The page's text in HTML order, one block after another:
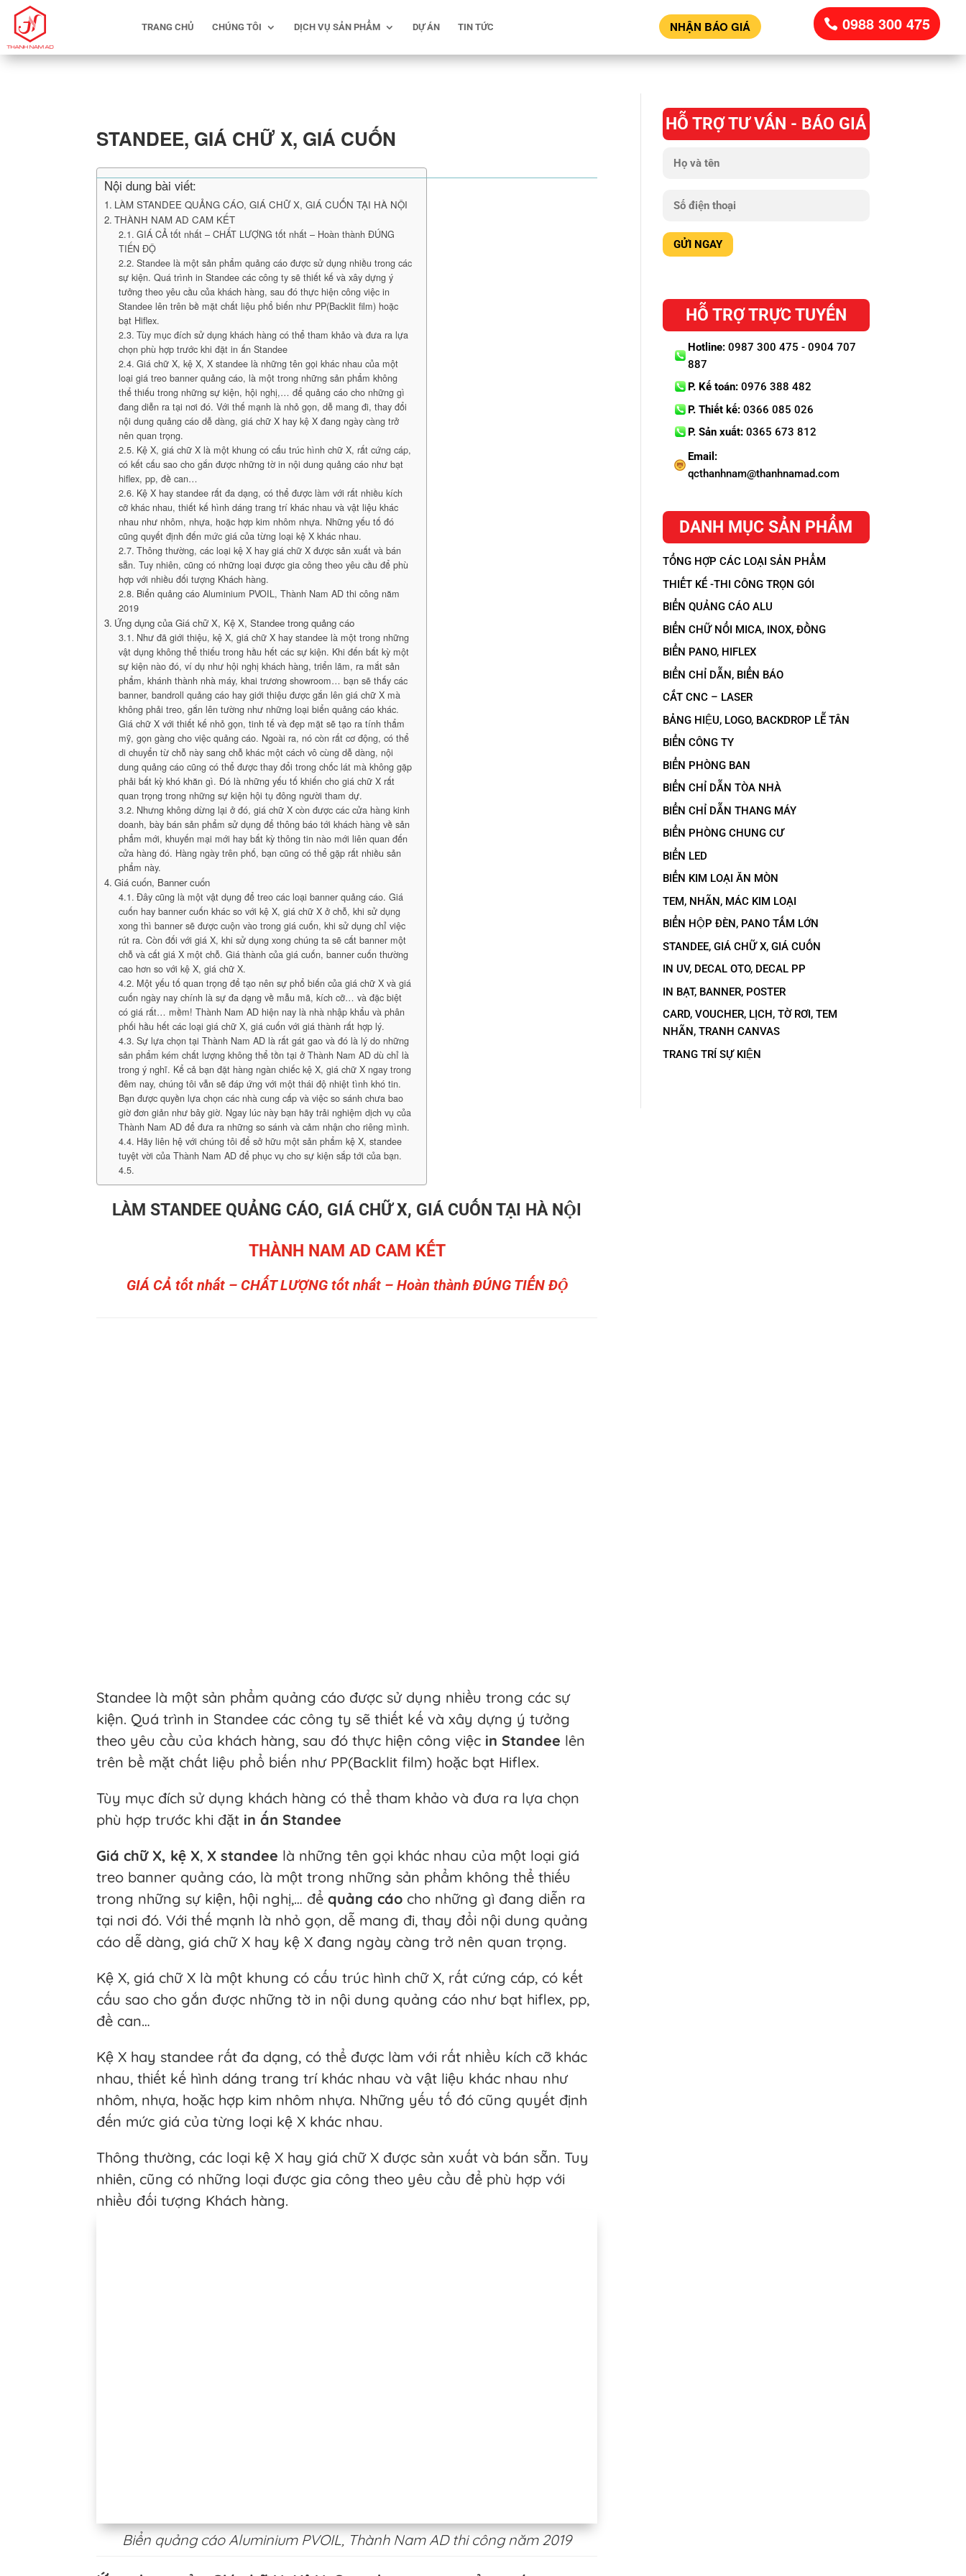
TRANG CHỦ CHÚNG TÔI DỊCH VỤ SẢN PHẨM DỰ ÁN TIN TỨC NHẬN BÁO GIÁ 0988 300 475
STANDEE, GIÁ CHỮ X, GIÁ CUỐN
Nội dung bài viết:
LÀM STANDEE QUẢNG CÁO, GIÁ CHỮ X, GIÁ CUỐN TẠI HÀ NỘI
THÀNH NAM AD CAM KẾT
GIÁ CẢ tốt nhất – CHẤT LƯỢNG tốt nhất – Hoàn thành ĐÚNG
TIẾN ĐỘ
Standee là một sản phẩm quảng cáo được sử dụng nhiều trong các
sự kiện. Quá trình in Standee các công ty sẽ thiết kế và xây dựng ý
tưởng theo yêu cầu của khách hàng, sau đó thực hiện công việc in
Standee lên trên bề mặt chất liệu phổ biến như PP(Backlit film) hoặc
bạt Hiflex.
Tùy mục đích sử dụng khách hàng có thể tham khảo và đưa ra lựa
chọn phù hợp trước khi đặt in ấn Standee
Giá chữ X, kệ X, X standee là những tên gọi khác nhau của một
loại giá treo banner quảng cáo, là một trong những sản phẩm không
thể thiếu trong những sự kiện, hội nghị,… để quảng cáo cho những gì
đang diễn ra tại nơi đó. Với thế mạnh là nhỏ gọn, dễ mang đi, thay đổi
nội dung quảng cáo dễ dàng, giá chữ X hay kệ X đang ngày càng trở
nên quan trọng.
Kệ X, giá chữ X là một khung có cấu trúc hình chữ X, rất cứng cáp,
có kết cấu sao cho gắn được những tờ in nội dung quảng cáo như bạt
hiflex, pp, đề can…
Kệ X hay standee rất đa dạng, có thể được làm với rất nhiều kích
cỡ khác nhau, thiết kế hình dáng trang trí khác nhau và vật liệu khác
nhau như nhôm, nhựa, hoặc hợp kim nhôm nhựa. Những yếu tố đó
cũng quyết định đến mức giá của từng loại kệ X khác nhau.
Thông thường, các loại kệ X hay giá chữ X được sản xuất và bán
sẵn. Tuy nhiên, cũng có những loại được gia công theo yêu cầu để phù
hợp với nhiều đối tượng Khách hàng.
Biển quảng cáo Aluminium PVOIL, Thành Nam AD thi công năm
2019
Ứng dụng của Giá chữ X, Kệ X, Standee trong quảng cáo
Như đã giới thiệu, kệ X, giá chữ X hay standee là một trong những
vật dụng không thể thiếu trong hầu hết các sự kiện. Khi đến bất kỳ một
sự kiện nào đó, ví dụ như hội nghị khách hàng, triển lãm, ra mắt sản
phẩm, khánh thành nhà máy, khai trương showroom… bạn sẽ thấy các
banner, bandroll quảng cáo hay giới thiệu được gắn lên giá chữ X mà
không phải treo, gắn lên tường như những loại biển quảng cáo khác.
Giá chữ X với thiết kế nhỏ gọn, tinh tế và đẹp mặt sẽ tạo ra tính thẩm
mỹ, gọn gàng cho việc quảng cáo. Ngoài ra, nó còn rất cơ động, có thể
di chuyển từ chỗ này sang chỗ khác một cách vô cùng dễ dàng, nội
dung quảng cáo cũng có thể được thay đổi trong chốc lát mà không gặp
phải bất kỳ khó khăn gì. Đó là những yếu tố khiến cho giá chữ X rất
quan trọng trong những sự kiện hội tụ đông người tham dự.
Nhưng không dừng lại ở đó, giá chữ X còn được các cửa hàng kinh
doanh, bày bán sản phẩm sử dụng để thông báo tới khách hàng về sản
phẩm mới, khuyến mại mới hay bất kỳ thông tin nào mới liên quan đến
cửa hàng đó. Hàng ngày trên phố, bạn cũng có thể gặp rất nhiều sản
phẩm này.
Giá cuốn, Banner cuốn
Đây cũng là một vật dụng để treo các loại banner quảng cáo. Giá
cuốn hay banner cuốn khác so với kệ X, giá chữ X ở chỗ, khi sử dụng
xong thì banner sẽ được cuộn vào trong giá cuốn, khi sử dụng chỉ việc
rút ra. Còn đối với giá X, khi sử dụng xong chúng ta sẽ cất banner một
chỗ và cất giá X một chỗ. Giá thành của giá cuốn, banner cuốn thường
cao hơn so với kệ X, giá chữ X.
Một yếu tố quan trọng để tạo nên sự phổ biến của giá chữ X và giá
cuốn ngày nay chính là sự đa dạng về mẫu mã, kích cỡ… và đặc biệt
có giá rất… mềm! Thành Nam AD hiện nay là nhà nhập khẩu và phân
phối hầu hết các loại giá chữ X, giá cuốn với giá thành rất hợp lý.
Sự lựa chọn tại Thành Nam AD là rất gát gao và đó là lý do những
sản phẩm kém chất lượng không thể tồn tại ở Thành Nam AD dù chỉ là
trong ý nghĩ. Kể cả bạn đặt hàng ngàn chiếc kệ X, giá chữ X ngay trong
đêm nay, chúng tôi vẫn sẽ đáp ứng với một thái độ nhiệt tình khó tin.
Bạn được quyền lựa chọn các nhà cung cấp và việc so sánh chưa bao
giờ đơn giản như bây giờ. Ngay lúc này bạn hãy trải nghiệm dịch vụ của
Thành Nam AD để đưa ra những so sánh và cảm nhận cho riêng mình.
Hãy liên hệ với chúng tôi để sở hữu một sản phẩm kệ X, standee
tuyệt vời của Thành Nam AD để phục vụ cho sự kiện sắp tới của bạn.
LÀM STANDEE QUẢNG CÁO, GIÁ CHỮ X, GIÁ CUỐN TẠI HÀ NỘI
THÀNH NAM AD CAM KẾT
GIÁ CẢ tốt nhất – CHẤT LƯỢNG tốt nhất – Hoàn thành ĐÚNG TIẾN ĐỘ
Standee là một sản phẩm quảng cáo được sử dụng nhiều trong các sự
kiện. Quá trình in Standee các công ty sẽ thiết kế và xây dựng ý tưởng
theo yêu cầu của khách hàng, sau đó thực hiện công việc in Standee lên
trên bề mặt chất liệu phổ biến như PP(Backlit film) hoặc bạt Hiflex.
Tùy mục đích sử dụng khách hàng có thể tham khảo và đưa ra lựa chọn
phù hợp trước khi đặt in ấn Standee
Giá chữ X, kệ X, X standee là những tên gọi khác nhau của một loại giá
treo banner quảng cáo, là một trong những sản phẩm không thể thiếu
trong những sự kiện, hội nghị,… đểquảng cáo cho những gì đang diễn ra
tại nơi đó. Với thế mạnh là nhỏ gọn, dễ mang đi, thay đổi nội dung quảng
cáo dễ dàng, giá chữ X hay kệ X đang ngày càng trở nên quan trọng.
Kệ X, giá chữ X là một khung có cấu trúc hình chữ X, rất cứng cáp, có kết
cấu sao cho gắn được những tờ in nội dung quảng cáo như bạt hiflex, pp,
đề can…
Kệ X hay standee rất đa dạng, có thể được làm với rất nhiều kích cỡ khác
nhau, thiết kế hình dáng trang trí khác nhau và vật liệu khác nhau như
nhôm, nhựa, hoặc hợp kim nhôm nhựa. Những yếu tố đó cũng quyết định
đến mức giá của từng loại kệ X khác nhau.
Thông thường, các loại kệ X hay giá chữ X được sản xuất và bán sẵn. Tuy
nhiên, cũng có những loại được gia công theo yêu cầu để phù hợp với
nhiều đối tượng Khách hàng.
Biển quảng cáo Aluminium PVOIL, Thành Nam AD thi công năm 2019
HỖ TRỢ TƯ VẤN - BÁO GIÁ
HỖ TRỢ TRỰC TUYẾN
Hotline:0987 300 475 - 0904 707
887
P. Kế toán:0976 388 482
P. Thiết kế:0366 085 026
P. Sản xuất:0365 673 812
Email:
qcthanhnam@thanhnamad.com
DANH MỤC SẢN PHẨM
TỔNG HỢP CÁC LOẠI SẢN PHẨM
THIẾT KẾ -THI CÔNG TRỌN GÓI
BIỂN QUẢNG CÁO ALU
BIỂN CHỮ NỔI MICA, INOX, ĐỒNG
BIỂN PANO, HIFLEX
BIỂN CHỈ DẪN, BIỂN BÁO
CẮT CNC – LASER
BẢNG HIỆU, LOGO, BACKDROP LỄ TÂN
BIỂN CÔNG TY
BIỂN PHÒNG BAN
BIỂN CHỈ DẪN TÒA NHÀ
BIỂN CHỈ DẪN THANG MÁY
BIỂN PHÒNG CHUNG CƯ
BIỂN LED
BIỂN KIM LOẠI ĂN MÒN
TEM, NHÃN, MÁC KIM LOẠI
BIỂN HỘP ĐÈN, PANO TẤM LỚN
STANDEE, GIÁ CHỮ X, GIÁ CUỐN
IN UV, DECAL OTO, DECAL PP
IN BẠT, BANNER, POSTER
CARD, VOUCHER, LỊCH, TỜ RƠI, TEM
NHÃN, TRANH CANVAS
TRANG TRÍ SỰ KIỆN